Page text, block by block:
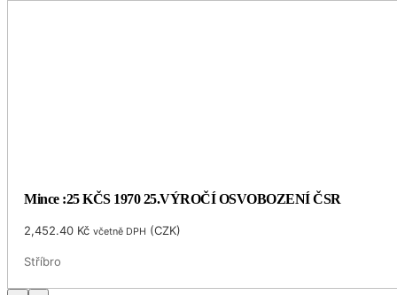
Mince :25 KČS 1970 25.VÝROČÍ OSVOBOZENÍ ČSR
2,452.40 Kč včetně DPH (CZK)
Stříbro